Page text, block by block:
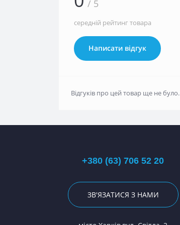
/ 5
середній рейтинг товара
Написати відгук
Відгуків про цей товар ще не було.
+380 (63) 706 52 20
ЗВ'ЯЗАТИСЯ З НАМИ